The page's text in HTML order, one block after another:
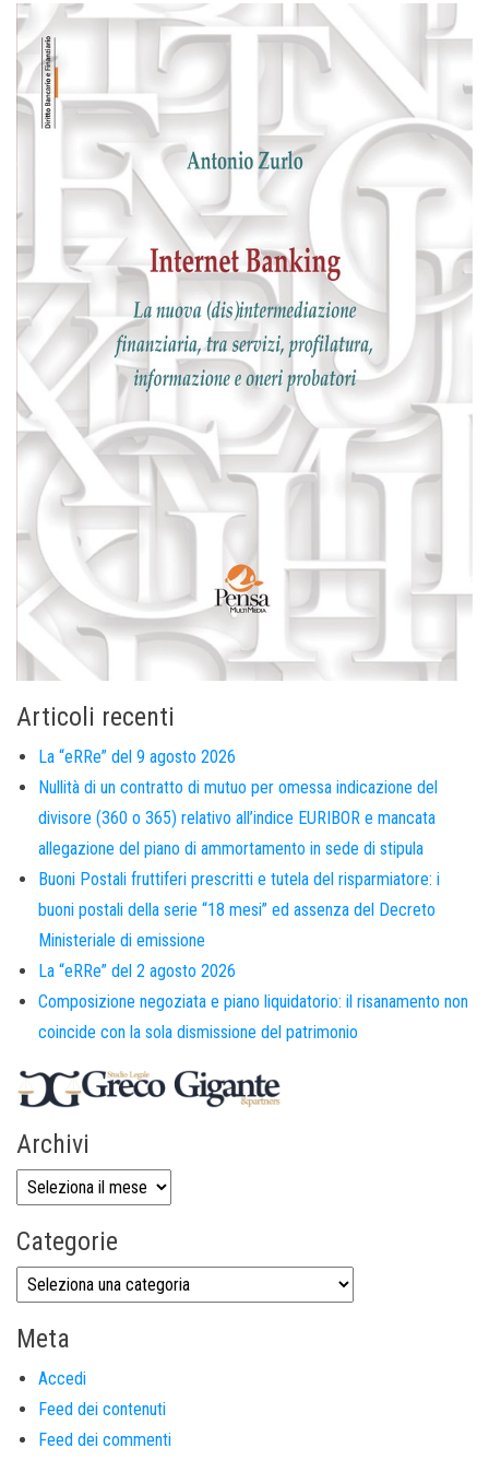
Articoli recenti
La “eRRe” del 9 agosto 2026
Nullità di un contratto di mutuo per omessa indicazione del
divisore (360 o 365) relativo all’indice EURIBOR e mancata
allegazione del piano di ammortamento in sede di stipula
Buoni Postali fruttiferi prescritti e tutela del risparmiatore: i
buoni postali della serie “18 mesi” ed assenza del Decreto
Ministeriale di emissione
La “eRRe” del 2 agosto 2026
Composizione negoziata e piano liquidatorio: il risanamento non
coincide con la sola dismissione del patrimonio
Archivi
Categorie
Meta
Accedi
Feed dei contenuti
Feed dei commenti